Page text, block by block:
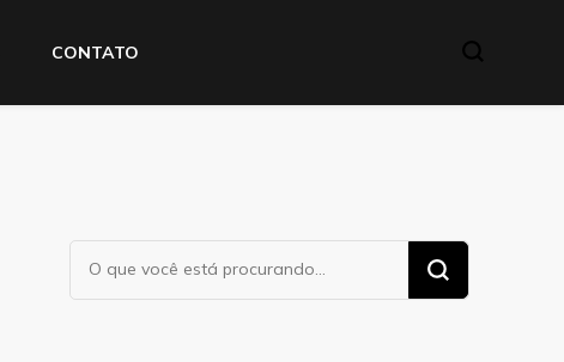
CONTATO
Procurando
algo?